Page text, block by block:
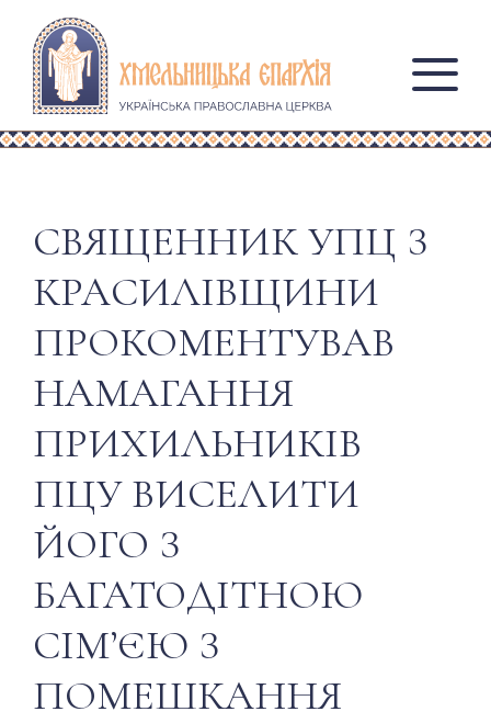
СВЯЩЕННИК УПЦ З
КРАСИЛІВЩИНИ
ПРОКОМЕНТУВАВ
НАМАГАННЯ
ПРИХИЛЬНИКІВ
ПЦУ ВИСЕЛИТИ
ЙОГО З
БАГАТОДІТНОЮ
СІМʼЄЮ З
ПОМЕШКАННЯ